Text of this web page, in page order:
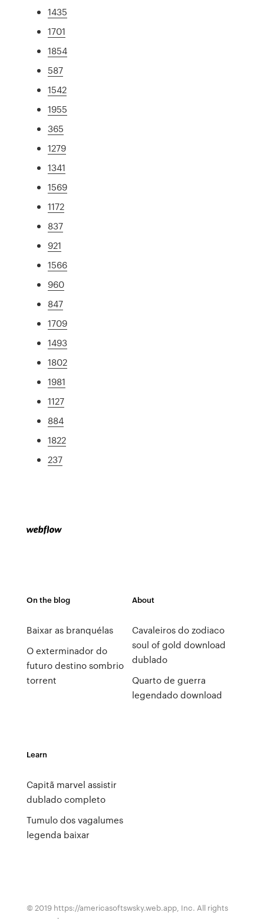
1435
1701
1854
587
1542
1955
365
1279
1341
1569
1172
837
921
1566
960
847
1709
1493
1802
1981
1127
884
1822
237
On the blog
Baixar as branquélas
O exterminador do
futuro destino sombrio
torrent
About
Cavaleiros do zodiaco
soul of gold download
dublado
Quarto de guerra
legendado download
Learn
Capitã marvel assistir
dublado completo
Tumulo dos vagalumes
legenda baixar
© 2019 https://americasoftswsky.web.app, Inc. All rights